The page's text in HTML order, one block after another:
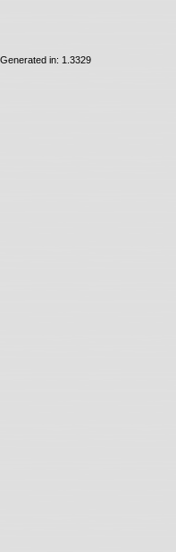
Generated in: 1.3329